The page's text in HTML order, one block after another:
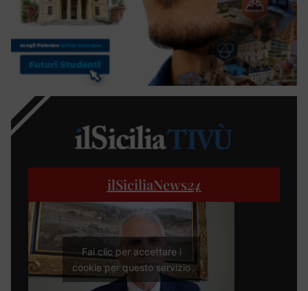
ilSiciliaNews24
Fai clic per accettare i
cookie per questo servizio